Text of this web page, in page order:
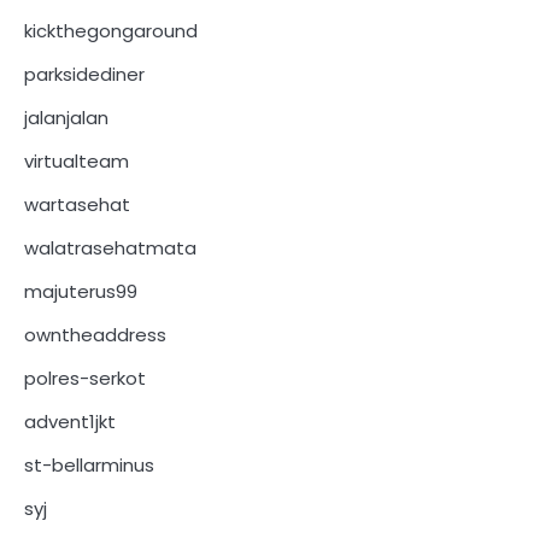
kickthegongaround
parksidediner
jalanjalan
virtualteam
wartasehat
walatrasehatmata
majuterus99
owntheaddress
polres-serkot
advent1jkt
st-bellarminus
syj